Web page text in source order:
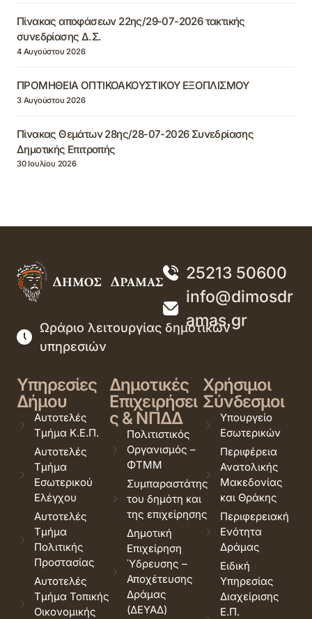
Πίνακας αποφάσεων 22ης/29-07-2026 τακτικής
συνεδρίασης Δ.Σ.
4 Αυγούστου 2026
ΠΡΟΜΗΘΕΙΑ ΟΠΤΙΚΟΑΚΟΥΣΤΙΚΟΥ ΕΞΟΠΛΙΣΜΟΥ
3 Αυγούστου 2026
Πίνακας Θεμάτων 28ης/28-07-2026 Συνεδρίασης
Δημοτικής Επιτροπής
30 Ιουλίου 2026
25213 50600
info@dimosdr
amas.gr
Ωράριο λειτουργίας δημοτικών
υπηρεσιών
Υπηρεσίες
Δήμου
Αυτοτελές
Τμήμα Κ.Ε.Π.
Αυτοτελές
Τμήμα
Εσωτερικού
Ελέγχου
Αυτοτελές
Τμήμα
Πολιτικής
Προστασίας
Αυτοτελές
Τμήμα Τοπικής
Οικονομικής
Δημοτικές
Επιχειρήσει
ς & ΝΠΔΔ
Πολιτιστικός
Οργανισμός –
ΦΤΜΜ
Συμπαραστάτης
του δημότη και
της επιχείρησης
Δημοτική
Επιχείρηση
Ύδρευσης –
Αποχέτευσης
Δράμας
(ΔΕΥΑΔ)
Χρήσιμοι
Σύνδεσμοι
Υπουργείο
Εσωτερικών
Περιφέρεια
Ανατολικής
Μακεδονίας
και Θράκης
Περιφερειακή
Ενότητα
Δράμας
Ειδική
Υπηρεσίας
Διαχείρισης
Ε.Π.